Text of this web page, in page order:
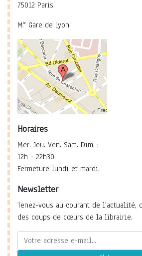
75012 Paris
M° Gare de Lyon
Horaires
Mer. Jeu. Ven. Sam. Dim. :
12h - 22h30
Fermeture lundi et mardi.
Newsletter
Tenez-vous au courant de l'actualité,
des coups de cœurs de la librairie.